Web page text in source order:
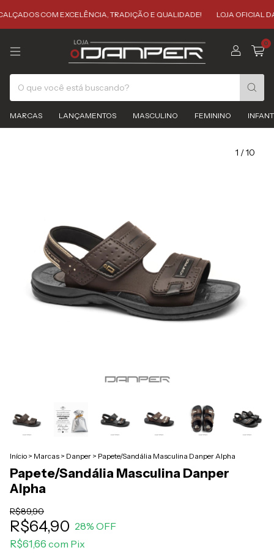
COM EXCELÊNCIA, TRADIÇÃO E QUALIDADE! LOJA OFICIAL
0
MARCAS LANÇAMENTOS MASCULINO FEMININO
1 /10
Início > Marcas > Danper > Papete/Sandália Masculina Danper Alpha
Papete/Sandália Masculina Danper
Alpha
R$89,90
R$64,90 28% OFF
R$61,66 com Pix